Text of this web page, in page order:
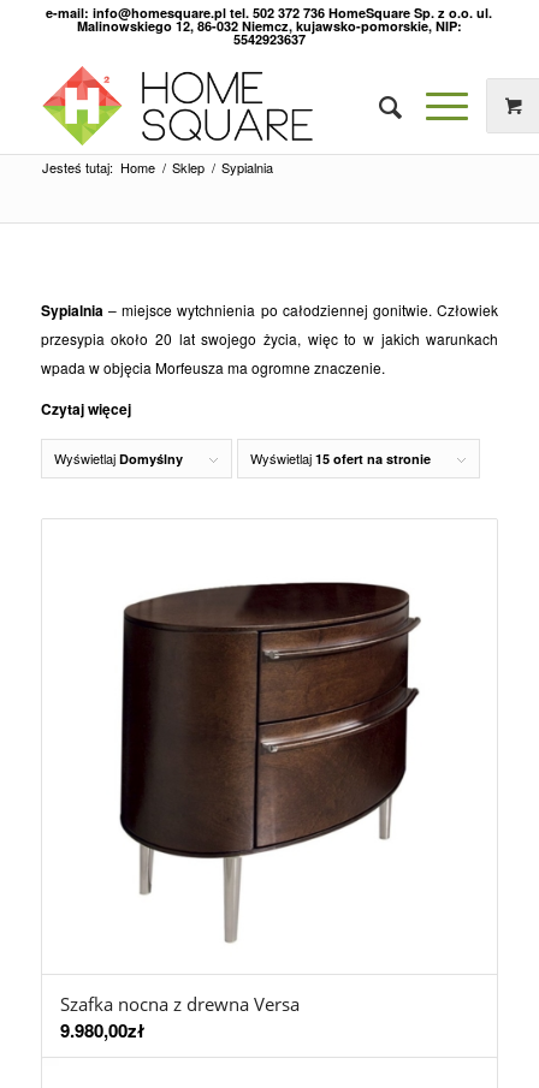
e-mail: info@homesquare.pl tel. 502 372 736 HomeSquare Sp. z o.o. ul.
Malinowskiego 12, 86-032 Niemcz, kujawsko-pomorskie, NIP:
5542923637
Jesteś tutaj: Home / Sklep / Sypialnia
Sypialnia – miejsce wytchnienia po całodziennej gonitwie. Człowiek
przesypia około 20 lat swojego życia, więc to w jakich warunkach
wpada w objęcia Morfeusza ma ogromne znaczenie.
Czytaj więcej
Wyświetlaj Domyślny Wyświetlaj 15 ofert na stronie
Szafka nocna z drewna Versa
9.980,00zł